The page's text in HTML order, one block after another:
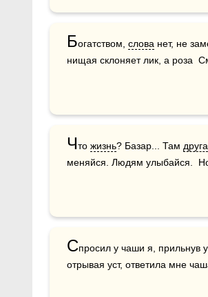
Богатством, слова нет, не
нищая склоняет лик, а роза
Что жизнь? Базар... Там друга
меняйся. Людям улыбайся.
Спросил у чаши я, прильнув
отрывая уст, ответила мне